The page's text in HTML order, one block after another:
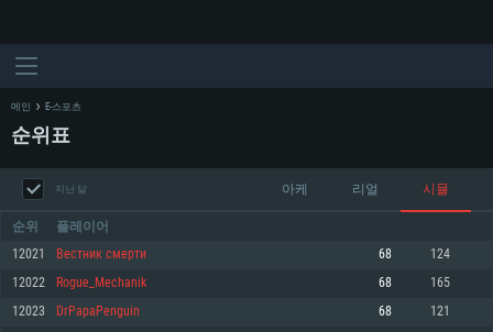
메인 E-스포츠
순위표
지난 달 아케 리얼 시뮬
순위 플레이어
12021 Вестник смерти 68 124
12022 Rogue_Mechanik 68 165
12023 DrPapaPenguin 68 121